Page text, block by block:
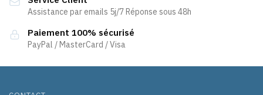
Assistance par emails 5j/7 Réponse sous 48h
Paiement 100% sécurisé
PayPal / MasterCard / Visa